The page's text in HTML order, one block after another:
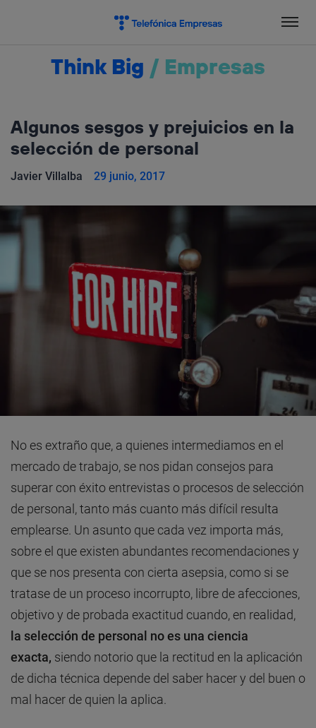
Think Big / Empresas
Algunos sesgos y prejuicios en la
selección de personal
Javier Villalba 29 junio, 2017
No es extraño que, a quienes intermediamos en el
mercado de trabajo, se nos pidan consejos para
superar con éxito entrevistas o procesos de selección
de personal, tanto más cuanto más difícil resulta
emplearse. Un asunto que cada vez importa más,
sobre el que existen abundantes recomendaciones y
que se nos presenta con cierta asepsia, como si se
tratase de un proceso incorrupto, libre de afecciones,
objetivo y de probada exactitud cuando, en realidad,
la selección de personal no es una ciencia
exacta, siendo notorio que la rectitud en la aplicación
de dicha técnica depende del saber hacer y del buen o
mal hacer de quien la aplica.